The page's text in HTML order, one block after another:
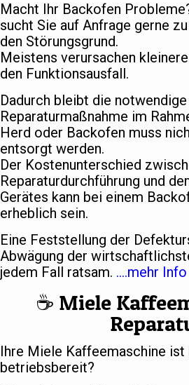
Macht Ihr Backofen
sucht Sie auf Anfrage gerne
den Störungsgrund.
Meistens verursachen
den Funktionsausfall.
Dadurch bleibt die notwendige
Reparaturmaßnahme im
Herd oder Backofen muss
entsorgt werden.
Der Kostenunterschied
Reparaturdurchführung und
Gerätes kann bei einem
erheblich sein.
Eine Feststellung der
Abwägung der
jedem Fall ratsam. ….mehr Info
☕️ Miele
Ihre Miele Kaffeemaschine ist
betriebsbereit?